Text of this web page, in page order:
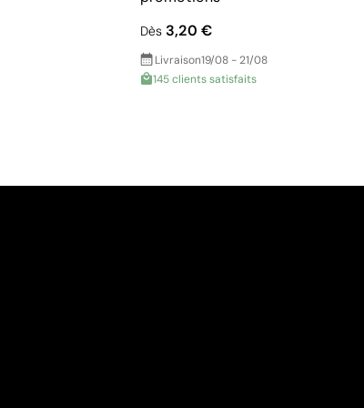
Dès3,20 €
Livraison19/08 - 21/08
145 clients satisfaits